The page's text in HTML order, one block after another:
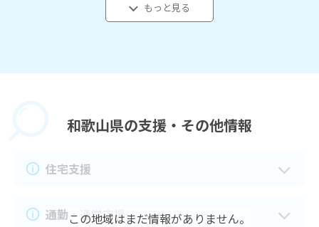
もっと見る
和歌山県の支援・その他情報
この地域はまだ情報がありません。
住宅支援
通勤・通学支援